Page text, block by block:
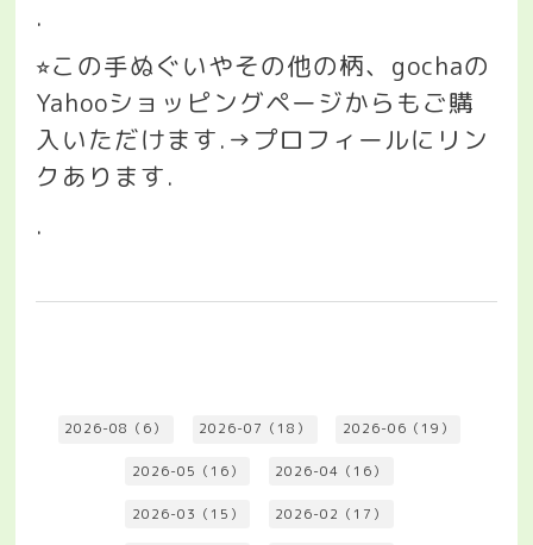
.
⭐︎この手ぬぐいやその他の柄、 gochaの
Yahooショッピングページからもご購
入いただけます.→ プロフィールにリン
クあります.
.
2026-08（6） 2026-07（18） 2026-06（19）
2026-05（16） 2026-04（16）
2026-03（15） 2026-02（17）